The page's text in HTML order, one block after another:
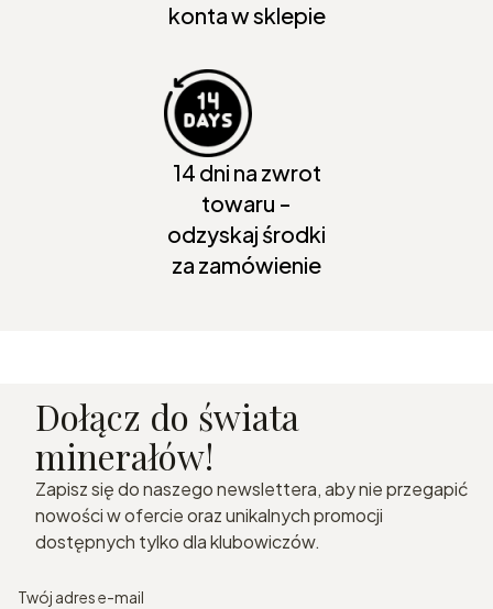
konta w sklepie
14 dni na zwrot
towaru -
odzyskaj środki
za zamówienie
Dołącz do świata
minerałów!
Zapisz się do naszego newslettera, aby nie przegapić
nowości w ofercie oraz unikalnych promocji
dostępnych tylko dla klubowiczów.
Twój adres e-mail